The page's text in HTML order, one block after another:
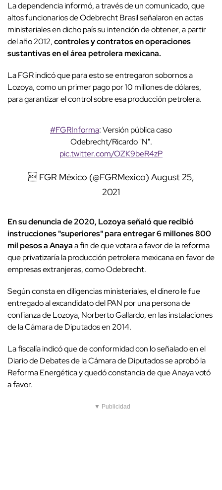
La dependencia informó, a través de un comunicado, que
altos funcionarios de Odebrecht Brasil señalaron en actas
ministeriales en dicho país su intención de obtener, a partir
del año 2012,controles y contratos en operaciones
sustantivas en el área petrolera mexicana.
La FGR indicó que para esto se entregaron sobornos a
Lozoya, como un primer pago por 10 millones de dólares,
para garantizar el control sobre esa producción petrolera.
#FGRInforma: Versión pública caso
Odebrecht/Ricardo "N".
pic.twitter.com/OZK9beR4zP
 FGR México (@FGRMexico) August 25,
2021
En su denuncia de 2020, Lozoya señaló que recibió
instrucciones "superiores" para entregar 6 millones 800
mil pesos a Anayaa fin de que votara a favor de la reforma
que privatizaría la producción petrolera mexicana en favor de
empresas extranjeras, como Odebrecht.
Según consta en diligencias ministeriales, el dinero le fue
entregado al excandidato del PAN por una persona de
confianza de Lozoya, Norberto Gallardo, en las instalaciones
de la Cámara de Diputados en 2014.
La fiscalía indicó que de conformidad con lo señalado en el
Diario de Debates de la Cámara de Diputados se aprobó la
Reforma Energética y quedó constancia de que Anaya votó
a favor.
▼ Publicidad